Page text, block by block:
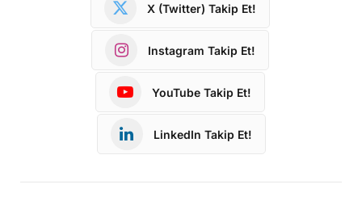
X (Twitter) Takip Et!
Instagram Takip Et!
YouTube Takip Et!
LinkedIn Takip Et!